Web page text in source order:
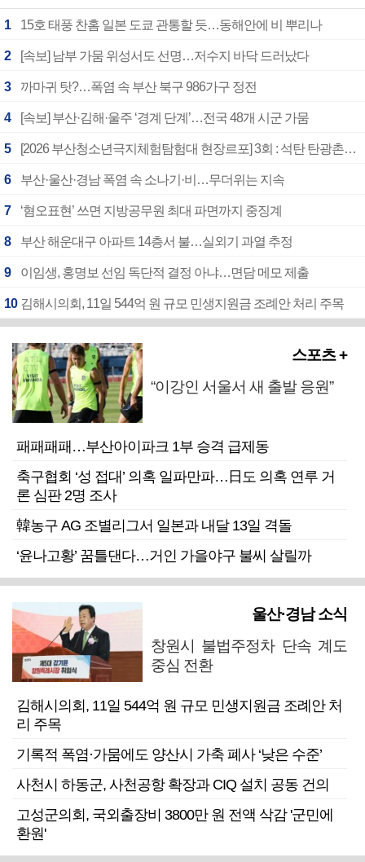
1 15호 태풍 찬홈 일본 도쿄 관통할 듯…동해안에 비 뿌리나
2 [속보] 남부 가뭄 위성서도 선명…저수지 바닥 드러났다
3 까마귀 탓?…폭염 속 부산 북구 986가구 정전
4 [속보] 부산·김해·울주 ‘경계 단계’…전국 48개 시군 가뭄
5 [2026 부산청소년극지체험탐험대 현장르포] 3회 : 석탄 탄광촌에서 북극 연구의 중심지로
6 부산·울산·경남 폭염 속 소나기·비…무더위는 지속
7 ‘혐오표현’ 쓰면 지방공무원 최대 파면까지 중징계
8 부산 해운대구 아파트 14층서 불…실외기 과열 추정
9 이임생, 홍명보 선임 독단적 결정 아냐…면담 메모 제출
10 김해시의회, 11일 544억 원 규모 민생지원금 조례안 처리 주목
스포츠 +
“이강인 서울서 새 출발 응원”
패패패패…부산아이파크 1부 승격 급제동
축구협회 ‘성 접대’ 의혹 일파만파…日도 의혹 연루 거
론 심판 2명 조사
韓농구 AG 조별리그서 일본과 내달 13일 격돌
‘윤나고황’ 꿈틀댄다…거인 가을야구 불씨 살릴까
울산·경남 소식
창원시 불법주정차 단속 계도
중심 전환
김해시의회, 11일 544억 원 규모 민생지원금 조례안 처
리 주목
기록적 폭염·가뭄에도 양산시 가축 폐사 ‘낮은 수준’
사천시 하동군, 사천공항 확장과 CIQ 설치 공동 건의
고성군의회, 국외출장비 3800만 원 전액 삭감 '군민에
환원'